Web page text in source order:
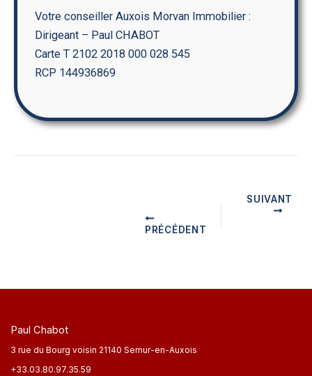
Votre conseiller Auxois Morvan Immobilier :
Dirigeant – Paul CHABOT
Carte T 2102 2018 000 028 545
RCP 144936869
PRÉCÉDENT
SUIVANT
Paul Chabot
3 rue du Bourg voisin 21140 Semur-en-Auxois
+33.03.80.97.35.59